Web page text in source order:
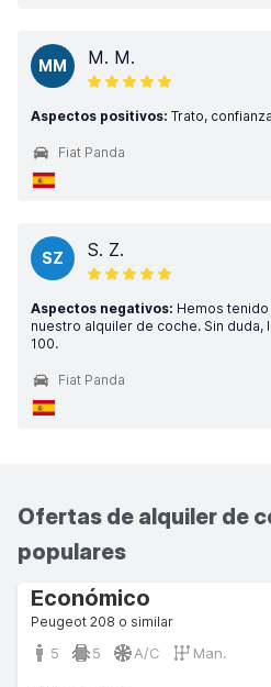
MM M. M.
Aspectos positivos: Trato,
Fiat Panda
SZ S. Z.
Aspectos negativos: Hemos
nuestro alquiler de coche. Sin
100.
Fiat Panda
Ofertas de alquiler de
populares
Económico
Peugeot 208 o similar
5 5 A/C Man.